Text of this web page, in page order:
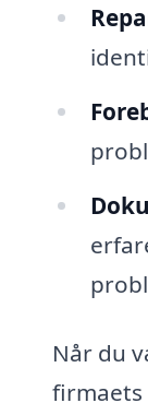
Når du
firmaets